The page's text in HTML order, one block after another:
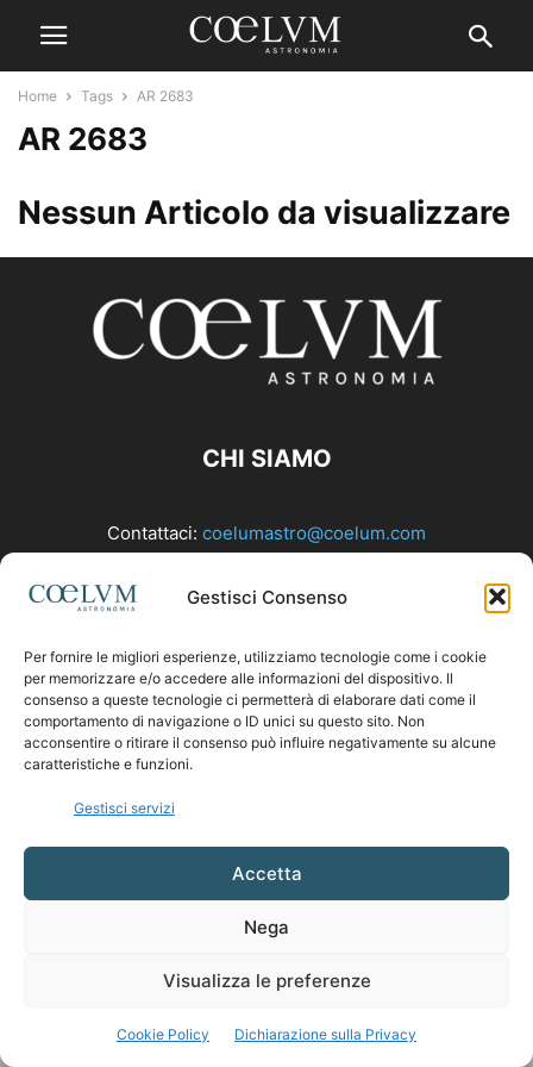
Gestisci Consenso
Per fornire le migliori esperienze, utilizziamo tecnologie come i cookie
per memorizzare e/o accedere alle informazioni del dispositivo. Il
consenso a queste tecnologie ci permetterà di elaborare dati come il
comportamento di navigazione o ID unici su questo sito. Non
acconsentire o ritirare il consenso può influire negativamente su alcune
caratteristiche e funzioni.
Gestisci servizi
Accetta
Nega
Visualizza le preferenze
Cookie Policy Dichiarazione sulla Privacy
Home Tags AR 2683
AR 2683
Nessun Articolo da visualizzare
CHI SIAMO
Contattaci: coelumastro@coelum.com
SEGUICI